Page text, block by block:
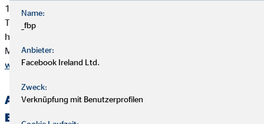
10178 Berlin
Tel. 0180 / 6005850 (20 Cent/Anruf aus dem dt. Festnetz,
höchstens 60 Cent/Anruf aus Mobilfunknetzen)
Mailinfo@dihk.de
www.dihk.de,www.vermittlerregister.info
Alternative Streitbeilegung —
Beschwerde-/Schlichtungsstellen
Name:
_fbp
Anbieter:
Facebook Ireland Ltd.
Zweck:
Verknüpfung mit Benutzerprofilen